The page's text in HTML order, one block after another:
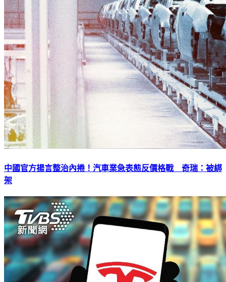
中國官方揚言整治內捲！汽車業急表態反價格戰 奇瑞：被綁
架